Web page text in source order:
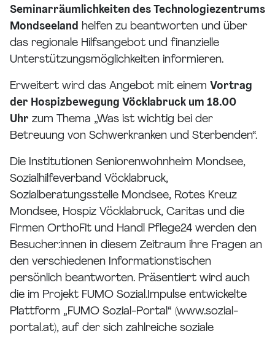
Seminarräumlichkeiten des Technologiezentrums
Mondseeland helfen zu beantworten und über
das regionale Hilfsangebot und finanzielle
Unterstützungsmöglichkeiten informieren.
Erweitert wird das Angebot mit einem Vortrag
der Hospizbewegung Vöcklabruck um 18.00
Uhr zum Thema „Was ist wichtig bei der
Betreuung von Schwerkranken und Sterbenden“.
Die Institutionen Seniorenwohnheim Mondsee,
Sozialhilfeverband Vöcklabruck,
Sozialberatungsstelle Mondsee, Rotes Kreuz
Mondsee, Hospiz Vöcklabruck, Caritas und die
Firmen OrthoFit und Handl Pflege24 werden den
Besucher:innen in diesem Zeitraum ihre Fragen an
den verschiedenen Informationstischen
persönlich beantworten. Präsentiert wird auch
die im Projekt FUMO Sozial.Impulse entwickelte
Plattform „FUMO Sozial-Portal“ (www.sozial-
portal.at), auf der sich zahlreiche soziale